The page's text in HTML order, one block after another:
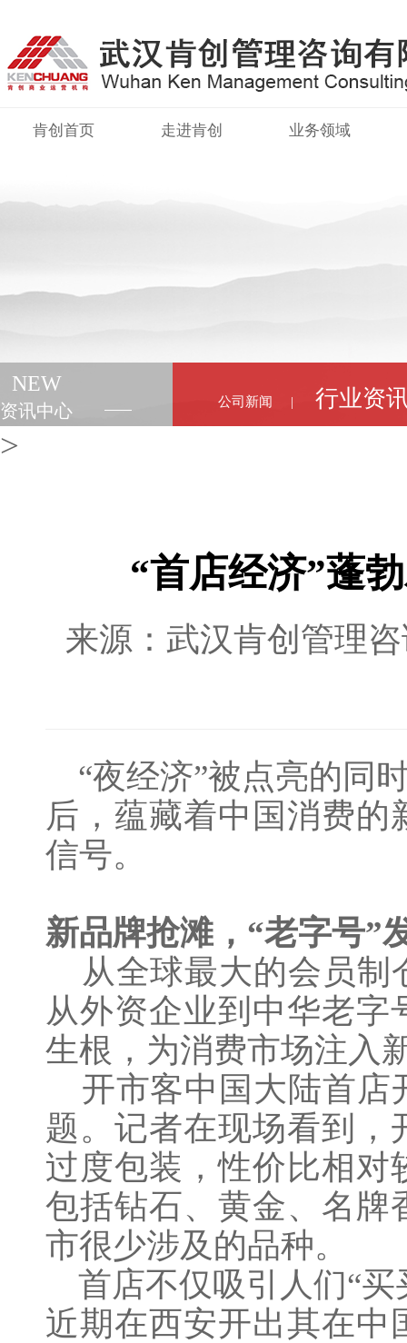
肯创首页 走进肯创 业务领域
NEW
资讯中心 公司新闻 | 行业资
>
“首店经济”蓬
来源：武汉肯创管理
“夜经济”被点亮的同
后，蕴藏着中国消费
信号。
新品牌抢滩， “老字号”
从全球最大的会员制
从外资企业到中华老
生根，为消费市场注入
开市客中国大陆首店
题。记者在现场看到，
过度包装，性价比相对
包括钻石、黄金、名牌
市很少涉及的品种。
首店不仅吸引人们“买
近期在西安开出其在中